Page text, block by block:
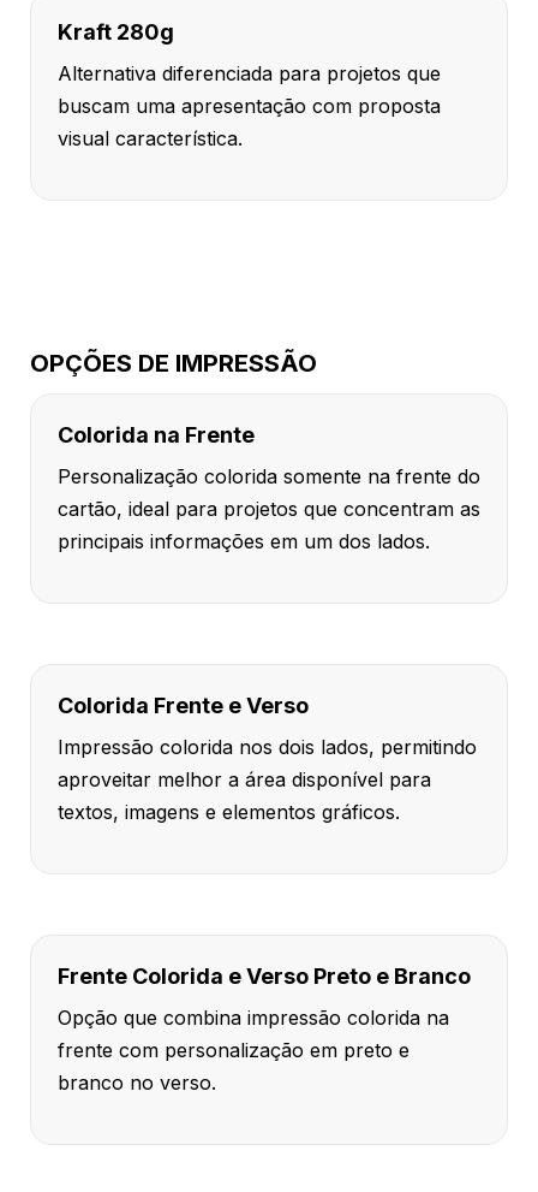
Kraft 280g
Alternativa diferenciada para projetos que
buscam uma apresentação com proposta
visual característica.
OPÇÕES DE IMPRESSÃO
Colorida na Frente
Personalização colorida somente na frente do
cartão, ideal para projetos que concentram as
principais informações em um dos lados.
Colorida Frente e Verso
Impressão colorida nos dois lados, permitindo
aproveitar melhor a área disponível para
textos, imagens e elementos gráficos.
Frente Colorida e Verso Preto e Branco
Opção que combina impressão colorida na
frente com personalização em preto e
branco no verso.